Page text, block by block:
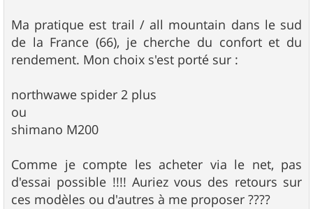
Ma pratique est trail / all mountain dans le sud
de la France (66), je cherche du confort et du
rendement. Mon choix s'est porté sur :
northwawe spider 2 plus
ou
shimano M200
Comme je compte les acheter via le net, pas
d'essai possible !!!! Auriez vous des retours sur
ces modèles ou d'autres à me proposer ????